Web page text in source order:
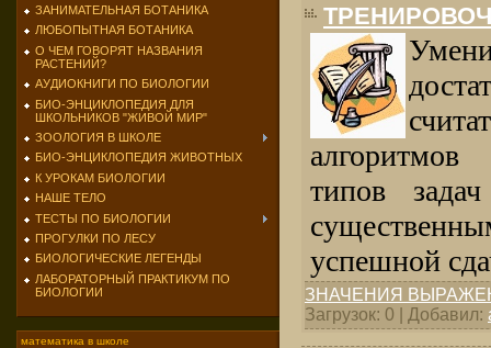
ЗАНИМАТЕЛЬНАЯ БОТАНИКА
ЛЮБОПЫТНАЯ БОТАНИКА
О ЧЕМ ГОВОРЯТ НАЗВАНИЯ
РАСТЕНИЙ?
АУДИОКНИГИ ПО БИОЛОГИИ
БИО-ЭНЦИКЛОПЕДИЯ ДЛЯ
ШКОЛЬНИКОВ "ЖИВОЙ МИР"
ЗООЛОГИЯ В ШКОЛЕ
БИО-ЭНЦИКЛОПЕДИЯ ЖИВОТНЫХ
К УРОКАМ БИОЛОГИИ
НАШЕ ТЕЛО
ТЕСТЫ ПО БИОЛОГИИ
ПРОГУЛКИ ПО ЛЕСУ
БИОЛОГИЧЕСКИЕ ЛЕГЕНДЫ
ЛАБОРАТОРНЫЙ ПРАКТИКУМ ПО
БИОЛОГИИ
математика в школе
типов
успешной
ЗНАЧЕНИЯ
Загрузок: 0 | Добавил: